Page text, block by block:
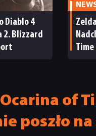
Diablo 4
2. Blizzard
of
poszło